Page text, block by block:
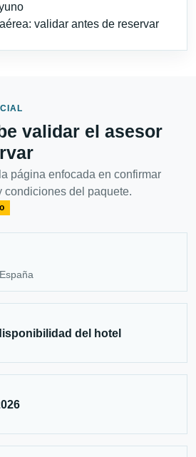
validar antes de reservar
validar el asesor
página enfocada en confirmar
condiciones del paquete.
del hotel